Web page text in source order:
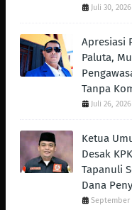
Juli 30, 2026
Apresiasi
Paluta,
Tanpa
Juli 26, 2026
Ketua
Desak
Tapanuli
Dana
September